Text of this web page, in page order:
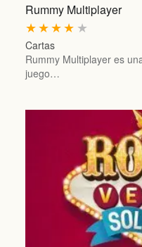
Rummy Multiplayer
★
★
★
★
★
Cartas
Rummy Multiplayer es
juego…